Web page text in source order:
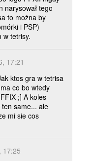
narysował tego
to można by
i PSP)
w tetrisy.
17:21
ktos gra w tetrisa
co bo wtedy
;] A koles
same... ale
mi sie cos
17:25